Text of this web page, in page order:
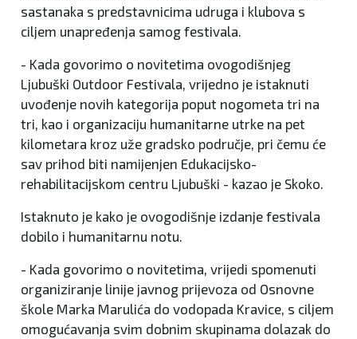
sastanaka s predstavnicima udruga i klubova s
ciljem unapređenja samog festivala.
- Kada govorimo o novitetima ovogodišnjeg
Ljubuški Outdoor Festivala, vrijedno je istaknuti
uvođenje novih kategorija poput nogometa tri na
tri, kao i organizaciju humanitarne utrke na pet
kilometara kroz uže gradsko područje, pri čemu će
sav prihod biti namijenjen Edukacijsko-
rehabilitacijskom centru Ljubuški - kazao je Skoko.
Istaknuto je kako je ovogodišnje izdanje festivala
dobilo i humanitarnu notu.
- Kada govorimo o novitetima, vrijedi spomenuti
organiziranje linije javnog prijevoza od Osnovne
škole Marka Marulića do vodopada Kravice, s ciljem
omogućavanja svim dobnim skupinama dolazak do